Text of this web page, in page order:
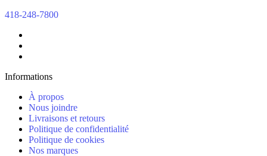
418-248-7800
Informations
À propos
Nous joindre
Livraisons et retours
Politique de confidentialité
Politique de cookies
Nos marques